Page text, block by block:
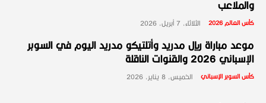
والملاعب
كأس العالم 2026 الثلاثاء، 7 أبريل، 2026
موعد مباراة ريال مدريد وأتلتيكو مدريد اليوم في السوبر
الإسباني 2026 والقنوات الناقلة
كأس السوبر الإسباني الخميس، 8 يناير، 2026